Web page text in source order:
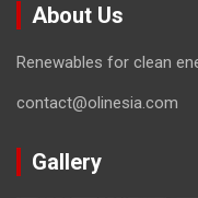
About Us
Renewables for clean
contact@olinesia.com
Gallery